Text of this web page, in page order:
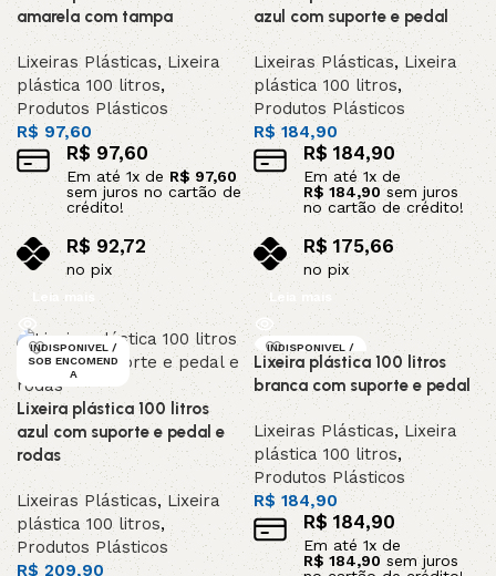
A
amarela com tampa
Lixeiras Plásticas,Lixeira
plástica 100 litros,
Produtos Plásticos
R$ 97,60
R$97,60
Em até1x deR$ 97,60
sem juros no cartão de
crédito!
R$92,72
no pix
Leia mais
A
azul com suporte e pedal
Lixeiras Plásticas, Lixeira
plástica 100 litros,
Produtos Plásticos
R$184,90
R$ 184,90
Em até1x de
R$ 184,90sem juros
no cartão de crédito!
R$ 175,66
no pix
Leia mais
INDISPONIVEL /
SOB ENCOMEND
A
Lixeira plástica 100 litros
azul com suporte e pedal e
rodas
Lixeiras Plásticas,Lixeira
plástica 100 litros,
Produtos Plásticos
R$ 209,90
INDISPONIVEL /
SOB ENCOMEND
A
Lixeira plástica 100 litros
branca com suporte e pedal
Lixeiras Plásticas, Lixeira
plástica 100 litros,
Produtos Plásticos
R$ 184,90
R$184,90
Em até 1x de
R$ 184,90 sem juros